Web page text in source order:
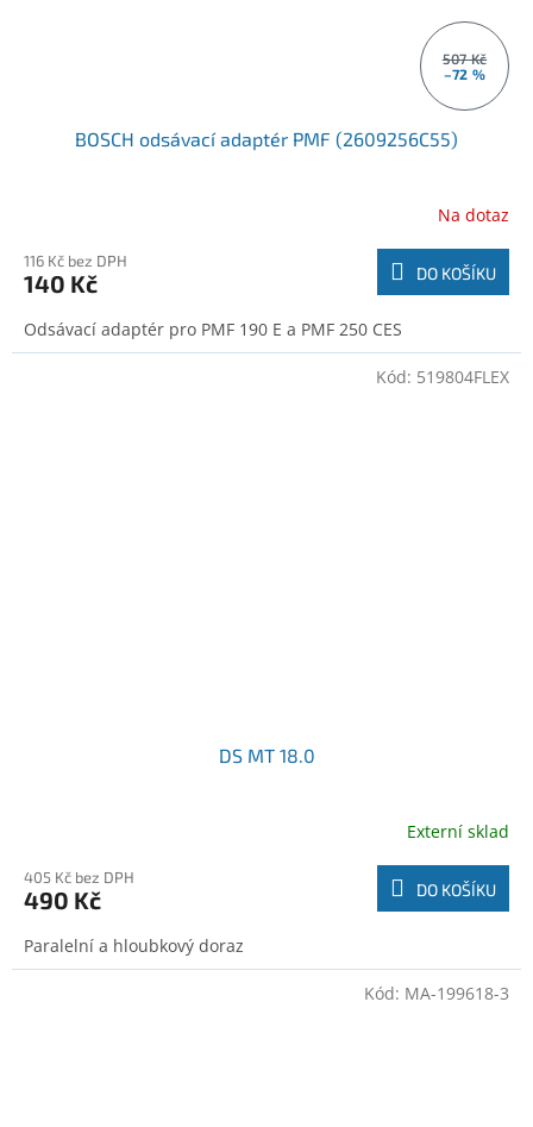
507 Kč
–72 %
BOSCH odsávací adaptér PMF (2609256C55)
Na dotaz
116 Kč bez DPH
140 Kč DO KOŠÍKU
Odsávací adaptér pro PMF 190 E a PMF 250 CES
DS MT 18.0
Externí sklad
405 Kč bez DPH
490 Kč DO KOŠÍKU
Paralelní a hloubkový doraz
Kód: 519804FLEX
Kód: MA-199618-3